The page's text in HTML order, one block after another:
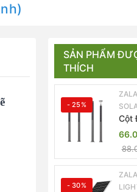
SẢN PHẨM
THÍCH
- 25%
Cột
Jsc
- 30%